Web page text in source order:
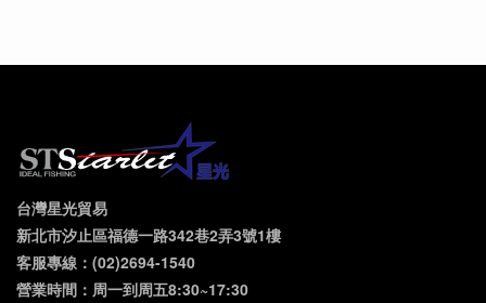
台灣星光貿易
新北市汐止區福德一路342巷2弄3號1樓
客服專線：(02)2694-1540
營業時間：周一到周五8:30~17:30